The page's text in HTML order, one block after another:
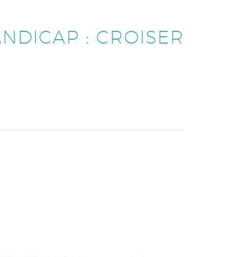
: CROISER